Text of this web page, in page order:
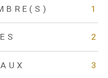
1
2
3